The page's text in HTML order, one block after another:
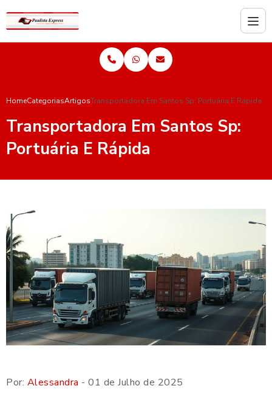
HomeCategoriasArtigosTransportadora Em Santos Sp: Portuária E Rápida
Transportadora Em Santos Sp:
Portuária E Rápida
Por: Alessandra - 01 de Julho de 2025